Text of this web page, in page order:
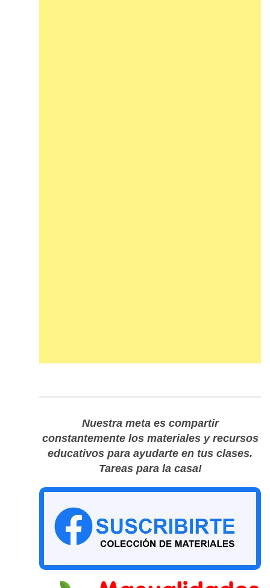
Nuestra meta es compartir
constantemente los materiales y recursos
educativos para ayudarte en tus clases.
Tareas para la casa!